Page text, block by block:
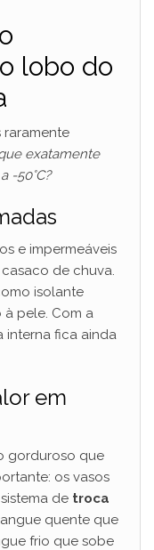
lobo do
raramente
exatamente
-50°C?
e impermeáveis
de chuva.
isolante
pele. Com a
interna fica ainda
em
gorduroso que
os vasos
de troca
quente que
frio que sobe